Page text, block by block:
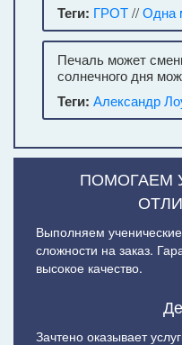
Теги: ГРОТ//Одна
Печаль может
солнечного дня
Теги: Александр
ПОМОГАЕМ
Выполняем
сложности на заказ.
высокое качество.
Зачтено оказывает